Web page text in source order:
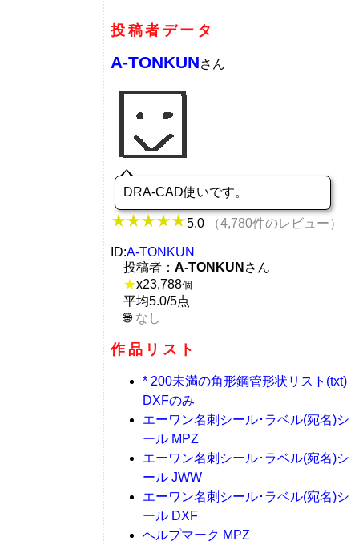
投稿者データ
A-TONKUNさん
DRA-CAD使いです。
5.0 （4,780件のレビュー）
ID:A-TONKUN
投稿者： A-TONKUN さん
★x23,788個
平均5.0/5点
なし
作品リスト
* 200未満の角形鋼管形状リスト(txt)
DXFのみ
エーワン名刺シール･ラベル(宛名)シ
ール MPZ
エーワン名刺シール･ラベル(宛名)シ
ール JWW
エーワン名刺シール･ラベル(宛名)シ
ール DXF
ヘルプマーク MPZ